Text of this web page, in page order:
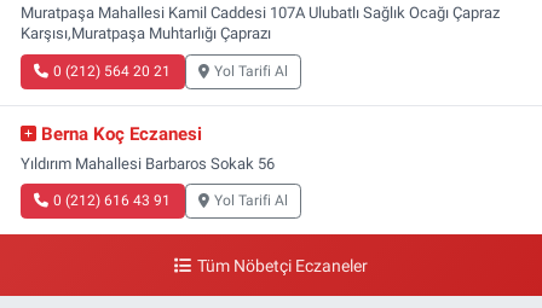
Muratpaşa Mahallesi Kamil Caddesi 107A Ulubatlı Sağlık Ocağı Çapraz
Karşısı,Muratpaşa Muhtarlığı Çaprazı
0 (212) 564 20 21 Yol Tarifi Al
Berna Koç Eczanesi
Yıldırım Mahallesi Barbaros Sokak 56
0 (212) 616 43 91 Yol Tarifi Al
Tüm Nöbetçi Eczaneler